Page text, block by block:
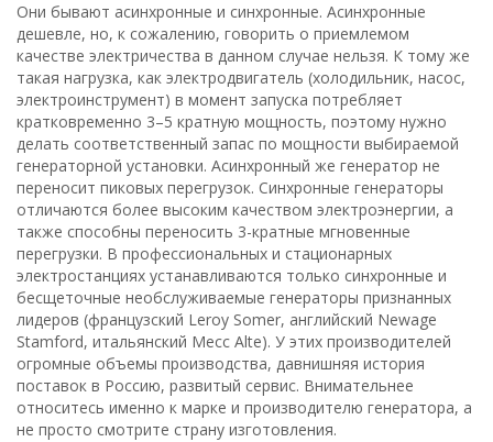
Они бывают асинхронные и синхронные. Асинхронные
дешевле, но, к сожалению, говорить о приемлемом
качестве электричества в данном случае нельзя. К тому же
такая нагрузка, как электродвигатель (холодильник, насос,
электроинструмент) в момент запуска потребляет
кратковременно 3–5 кратную мощность, поэтому нужно
делать соответственный запас по мощности выбираемой
генераторной установки. Асинхронный же генератор не
переносит пиковых перегрузок. Синхронные генераторы
отличаются более высоким качеством электроэнергии, а
также способны переносить 3-кратные мгновенные
перегрузки. В профессиональных и стационарных
электростанциях устанавливаются только синхронные и
бесщеточные необслуживаемые генераторы признанных
лидеров (французский Leroy Somer, английский Newage
Stamford, итальянский Mecc Alte). У этих производителей
огромные объемы производства, давнишняя история
поставок в Россию, развитый сервис. Внимательнее
относитесь именно к марке и производителю генератора, а
не просто смотрите страну изготовления.